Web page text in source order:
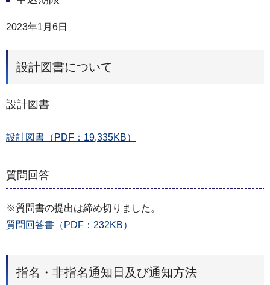
2023年1月6日
設計図書について
設計図書
設計図書（PDF：19,335KB）
質問回答
※質問書の提出は締め切りました。
質問回答書（PDF：232KB）
指名・非指名通知日及び通知方法